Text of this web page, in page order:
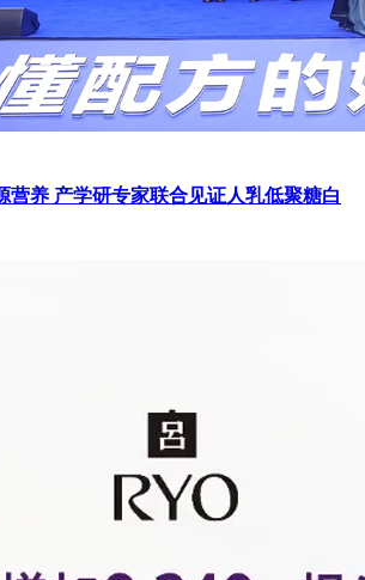
营养 产学研专家联合见证人乳低聚糖白